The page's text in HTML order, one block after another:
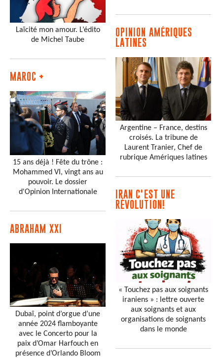
Laïcité mon amour. L’édito
de Michel Taube
MAROC +
15 ans déjà ! Fête du trône :
Mohammed VI, vingt ans au
pouvoir. Le dossier
d'Opinion Internationale
ABRAHAM XXI
Dubaï, point d’orgue d’une
année 2024 flamboyante
avec le Concerto pour la
paix d’Omar Harfouch en
présence d’Orlando Bloom
OPINION AMÉRIQUES
LATINES
Argentine – France, destins
croisés. La tribune de
Laurent Tranier, Chef de
rubrique Amériques latines
IRAN C'EST UNE
RÉVOLUTION!
« Touchez pas aux soignants
iraniens » : lettre ouverte
aux soignants et aux
organisations de soignants
dans le monde